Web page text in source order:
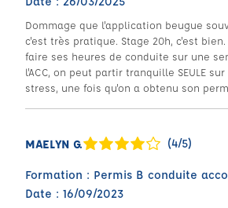
Dommage que l'application beugue
c'est très pratique. Stage 20h, c'est
faire ses heures de conduite sur une
l'ACC, on peut partir tranquille SEULE
stress, une fois qu'on a obtenu son
MAELYN G. (4/5)
Formation : Permis B conduite
Date : 16/09/2023